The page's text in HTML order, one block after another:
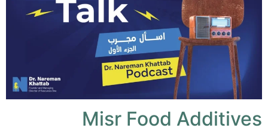
Misr Food Additives